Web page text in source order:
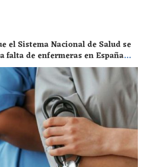
el Sistema Nacional de Salud se
falta de enfermeras en España
para la salud de toda la